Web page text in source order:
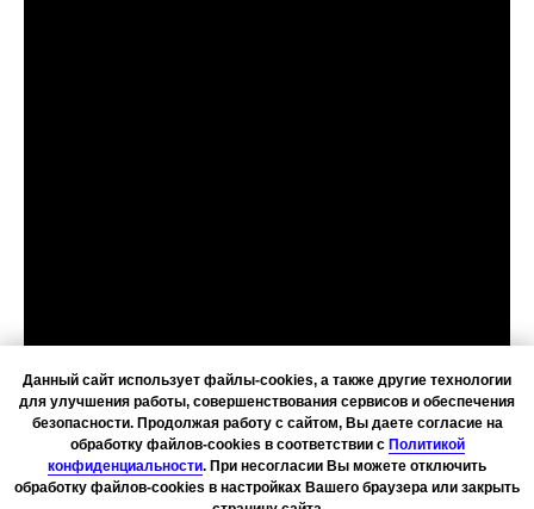
Данный сайт использует файлы-cookies, а также другие технологии
для улучшения работы, совершенствования сервисов и обеспечения
безопасности. Продолжая работу с сайтом, Вы даете согласие на
обработку файлов-cookies в соответствии с Политикой
конфиденциальности. При несогласии Вы можете отключить
обработку файлов-cookies в настройках Вашего браузера или закрыть